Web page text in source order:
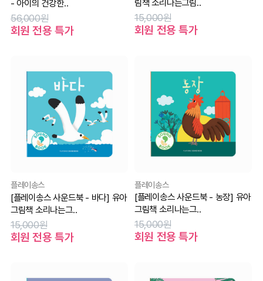
- 아이의 건강한..
56,000원
회원 전용 특가
림책 소리나는그림..
15,000원
회원 전용 특가
플레이송스
[플레이송스 사운드북 - 바다] 유아
그림책 소리나는그..
15,000원
회원 전용 특가
플레이송스
[플레이송스 사운드북 - 농장] 유아
그림책 소리나는그..
15,000원
회원 전용 특가